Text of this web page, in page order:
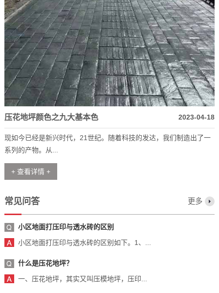
压花地坪颜色之九大基本色 2023-04-18
现如今已经是新兴时代，21世纪。随着科技的发达，我们制造出了一
系列的产物。从...
+ 查看详情 +
常见问答 更多
小区地面打压印与透水砖的区别
小区地面打压印与透水砖的区别如下。1、...
什么是压花地坪？
一、压花地坪，其实又叫压模地坪，压印...